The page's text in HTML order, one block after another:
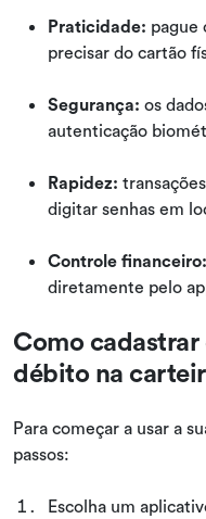
Praticidade: pague
precisar do cartão
Segurança: os
autenticação
Rapidez:
digitar senhas em
Controle financeiro:
diretamente pelo
Como
débito na
Para começar a usar a
passos:
Escolha um